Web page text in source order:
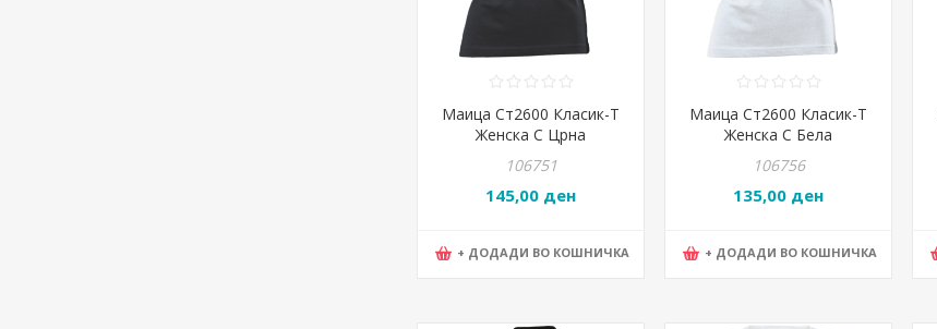
Маица Ст2600 Класик-Т
Женска С Црна
106751
145,00 ден
+ ДОДАДИ ВО КОШНИЧКА
Маица Ст2600 Класик-Т
Женска С Бела
106756
135,00 ден
+ ДОДАДИ ВО КОШНИЧКА